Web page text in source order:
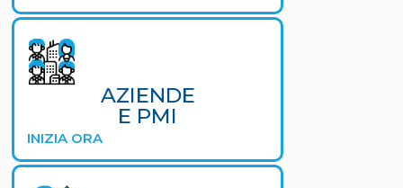
AZIENDE
E PMI
INIZIA ORA